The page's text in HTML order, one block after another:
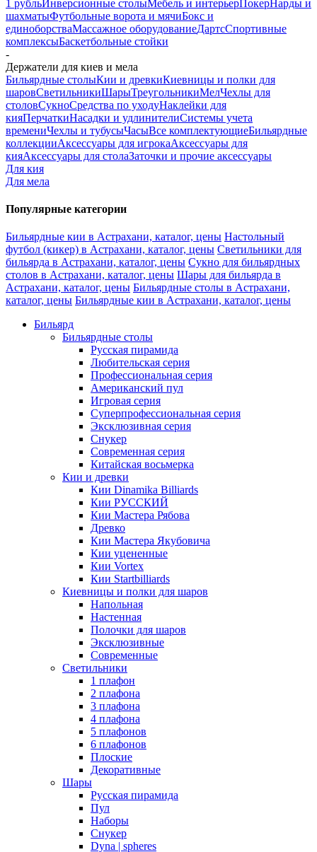
1 рубльИнверсионные столыМебель и интерьерПокерНарды и
шахматыФутбольные ворота и мячиБокс и
единоборстваМассажное оборудованиеДартсСпортивные
комплексыБаскетбольные стойки
-
Держатели для киев и мела
Бильярдные столыКии и древкиКиевницы и полки для
шаровСветильникиШарыТреугольникиМелЧехлы для
столовСукноСредства по уходуНаклейки для
кияПерчаткиНасадки и удлинителиСистемы учета
времениЧехлы и тубусыЧасыВсе комплектующиеБильярдные
коллекцииАксессуары для игрокаАксессуары для
кияАксессуары для столаЗаточки и прочие аксессуары
Для кия
Для мела
Популярные категории
Бильярдные кии в Астрахани, каталог, цены Настольный
футбол (кикер) в Астрахани, каталог, цены Светильники для
бильярда в Астрахани, каталог, цены Сукно для бильярдных
столов в Астрахани, каталог, цены Шары для бильярда в
Астрахани, каталог, цены Бильярдные столы в Астрахани,
каталог, цены Бильярдные кии в Астрахани, каталог, цены
Бильярд
Бильярдные столы
Русская пирамида
Любительская серия
Профессиональная серия
Американский пул
Игровая серия
Суперпрофессиональная серия
Эксклюзивная серия
Снукер
Современная серия
Китайская восьмерка
Кии и древки
Кии Dinamika Billiards
Кии РУССКИЙ
Кии Мастера Рябова
Древко
Кии Мастера Якубовича
Кии уцененные
Кии Vortex
Кии Startbilliards
Киевницы и полки для шаров
Напольная
Настенная
Полочки для шаров
Эксклюзивные
Современные
Светильники
1 плафон
2 плафона
3 плафона
4 плафона
5 плафонов
6 плафонов
Плоские
Декоративные
Шары
Русская пирамида
Пул
Наборы
Снукер
Dyna | spheres